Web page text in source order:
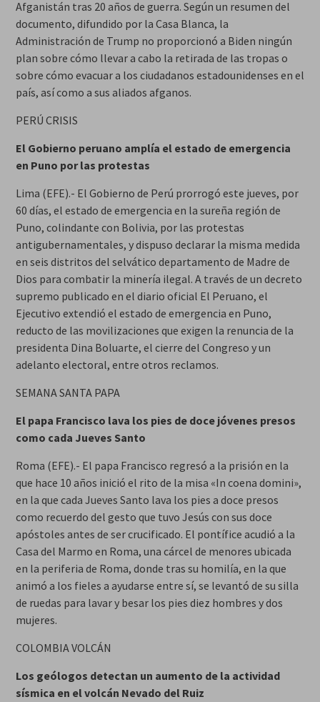
Afganistán tras 20 años de guerra. Según un resumen del
documento, difundido por la Casa Blanca, la
Administración de Trump no proporcionó a Biden ningún
plan sobre cómo llevar a cabo la retirada de las tropas o
sobre cómo evacuar a los ciudadanos estadounidenses en el
país, así como a sus aliados afganos.
PERÚ CRISIS
El Gobierno peruano amplía el estado de emergencia
en Puno por las protestas
Lima (EFE).- El Gobierno de Perú prorrogó este jueves, por
60 días, el estado de emergencia en la sureña región de
Puno, colindante con Bolivia, por las protestas
antigubernamentales, y dispuso declarar la misma medida
en seis distritos del selvático departamento de Madre de
Dios para combatir la minería ilegal. A través de un decreto
supremo publicado en el diario oficial El Peruano, el
Ejecutivo extendió el estado de emergencia en Puno,
reducto de las movilizaciones que exigen la renuncia de la
presidenta Dina Boluarte, el cierre del Congreso y un
adelanto electoral, entre otros reclamos.
SEMANA SANTA PAPA
El papa Francisco lava los pies de doce jóvenes presos
como cada Jueves Santo
Roma (EFE).- El papa Francisco regresó a la prisión en la
que hace 10 años inició el rito de la misa «In coena domini»,
en la que cada Jueves Santo lava los pies a doce presos
como recuerdo del gesto que tuvo Jesús con sus doce
apóstoles antes de ser crucificado. El pontífice acudió a la
Casa del Marmo en Roma, una cárcel de menores ubicada
en la periferia de Roma, donde tras su homilía, en la que
animó a los fieles a ayudarse entre sí, se levantó de su silla
de ruedas para lavar y besar los pies diez hombres y dos
mujeres.
COLOMBIA VOLCÁN
Los geólogos detectan un aumento de la actividad
sísmica en el volcán Nevado del Ruiz